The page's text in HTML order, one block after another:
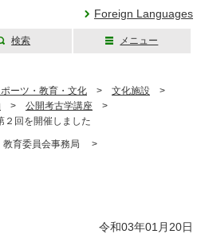
Foreign Languages
検索 メニュー
ーツ・教育・文化 > 文化施設 >
> 公開考古学講座 >
回を開催しました
教育委員会事務局 >
令和03年01月20日